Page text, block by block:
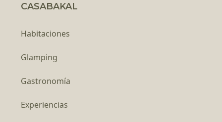
CASABAKAL
Habitaciones
Glamping
Gastronomía
Experiencias